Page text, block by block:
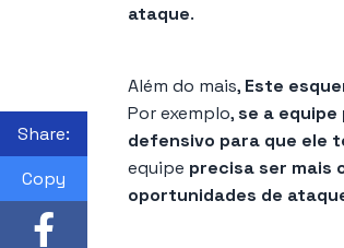
ataque.
Além do mais, Este
Por exemplo,se a
defensivo para que ele
equipe precisa ser mais
oportunidades de
Share:
Copy